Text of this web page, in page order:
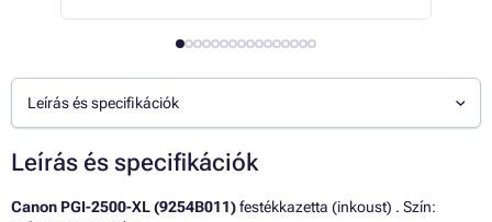
Leírás és specifikációk
Leírás és specifikációk
Canon PGI-2500-XL (9254B011)festékkazetta (inkoust) . Szín: